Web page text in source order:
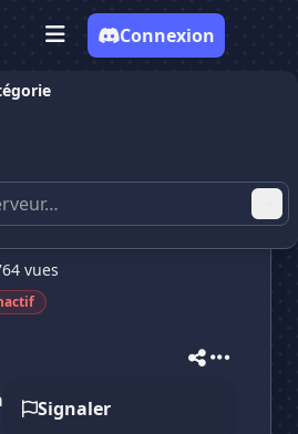
Connexion
RolePlay
vues
Signaler
ON DÉCALE
supprimer ton avis de ce
ON DÉCALE